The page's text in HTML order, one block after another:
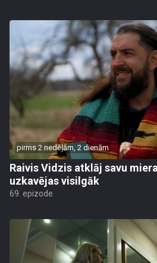
pirms 2 nedēļām, 2 dienām
Raivis Vidzis atklāj savu
uzkavējas visilgāk
69. epizode